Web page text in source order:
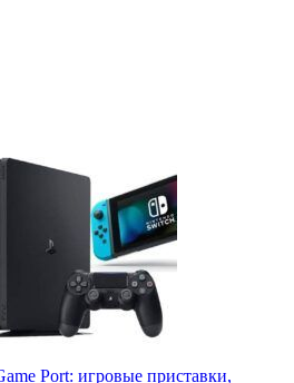
Port: игровые приставки,